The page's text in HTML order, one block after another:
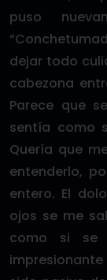
puso
dejar todo
cabezona
Parece que
sentía como
Quería que
entenderlo,
entero. El
ojos se me
como si se